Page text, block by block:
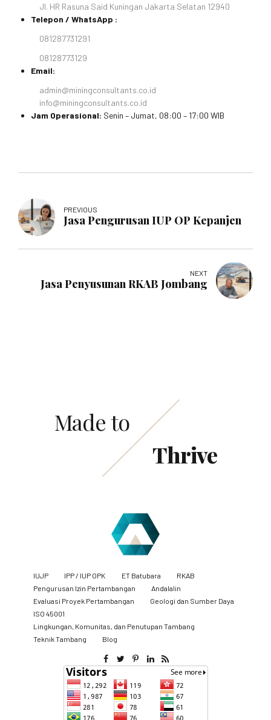
Jl. HR Rasuna Said Kuningan Jakarta Selatan 12940
Telepon / WhatsApp :
081287731291
08128773129
Email:
admin@miningconsultants.co.id
info@miningconsultants.co.id
Jam Operasional: Senin – Jumat, 08:00 – 17:00 WIB
PREVIOUS
Jasa Pengurusan IUP OP Kepanjen
NEXT
Jasa Penyusunan RKAB Jombang
Made to
Thrive
IUJP IPP / IUP OPK ET Batubara
RKAB
Pengurusan Izin Pertambangan
Andalalin
Evaluasi Proyek Pertambangan
Geologi dan Sumber Daya
ISO 45001
Lingkungan, Komunitas, dan Penutupan Tambang
​Teknik Tambang
Blog